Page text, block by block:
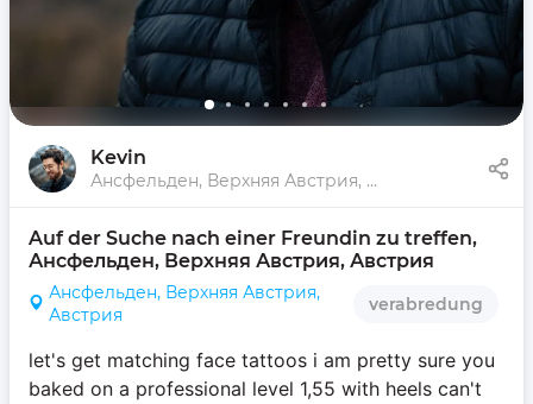
Kevin
Ансфельден, Верхняя Австрия, Австрия
Auf der Suche nach einer Freundin zu treffen,
Ансфельден, Верхняя Австрия, Австрия
Ансфельден, Верхняя Австрия,
Австрия
verabredung
let's get matching face tattoos i am pretty sure you
baked on a professional level 1,55 with heels can't